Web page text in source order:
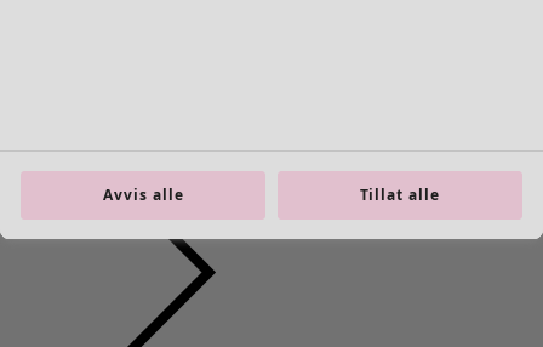
InteriørÅpne meny Interiør
Avvis alle Tillat alle